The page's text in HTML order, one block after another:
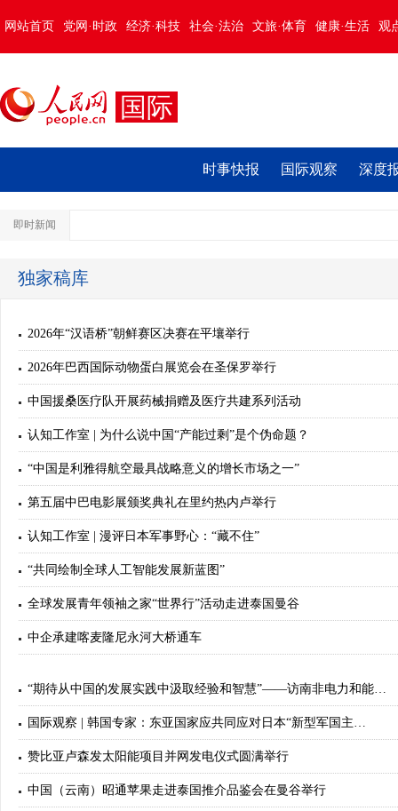
网站首页 党网·时政 经济·科技 社会·法治 文旅·体育 健康·生活 观
国际
时事快报 国际观察 深度
即时新闻
独家稿库
2026年“汉语桥”朝鲜赛区决赛在平壤举行
2026年巴西国际动物蛋白展览会在圣保罗举行
中国援桑医疗队开展药械捐赠及医疗共建系列活动
认知工作室 | 为什么说中国“产能过剩”是个伪命题？
“中国是利雅得航空最具战略意义的增长市场之一”
第五届中巴电影展颁奖典礼在里约热内卢举行
认知工作室 | 漫评日本军事野心：“藏不住”
“共同绘制全球人工智能发展新蓝图”
全球发展青年领袖之家“世界行”活动走进泰国曼谷
中企承建喀麦隆尼永河大桥通车
“期待从中国的发展实践中汲取经验和智慧”——访南非电力和能…
国际观察 | 韩国专家：东亚国家应共同应对日本“新型军国主…
赞比亚卢森发太阳能项目并网发电仪式圆满举行
中国（云南）昭通苹果走进泰国推介品鉴会在曼谷举行